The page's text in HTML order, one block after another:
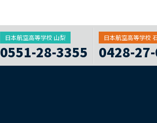
日本航空高等学校 山梨
0551-28-3355
日本航空高等学校
0428-